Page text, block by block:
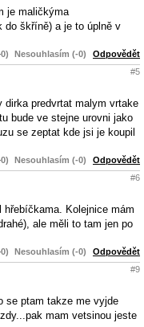
je maličkýma
do škříně) a je to úplně v
Nesouhlasím (-0) Odpovědět
#5
dirka predvrtat malym vrtake
bude ve stejne urovni jako
se zeptat kde jsi je koupil
Nesouhlasím (-0) Odpovědět
#6
Kolejnice mám
ale měli to tam jen po
Nesouhlasím (-0) Odpovědět
#9
se ptam takze me vyjde
mam vetsinou jeste